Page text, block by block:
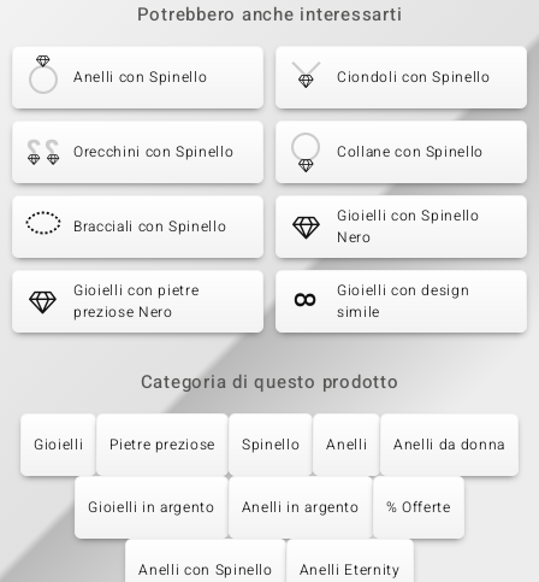
Potrebbero anche interessarti
Anelli con Spinello Ciondoli con Spinello
Orecchini con Spinello Collane con Spinello
Bracciali con Spinello
Gioielli con Spinello
Nero
Gioielli con pietre
preziose Nero
Gioielli con design
simile
Categoria di questo prodotto
Gioielli Pietre preziose Spinello Anelli Anelli da donna
Gioielli in argento Anelli in argento % Offerte
Anelli con Spinello Anelli Eternity